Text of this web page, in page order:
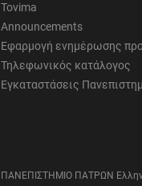
Tovima
Announcements
Εφαρμογή ενημέρωσης
Τηλεφωνικός κατάλογος
Εγκαταστάσεις
ΠΑΝΕΠΙΣΤΗΜΙΟ ΠΑΤΡΩΝ